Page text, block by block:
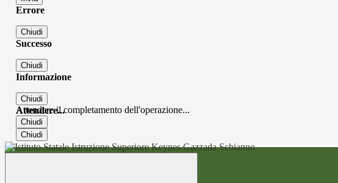
Errore
Chiudi
Successo
Chiudi
Informazione
Chiudi
Attendere...
Attendere il completamento dell'operazione...
Chiudi
Chiudi